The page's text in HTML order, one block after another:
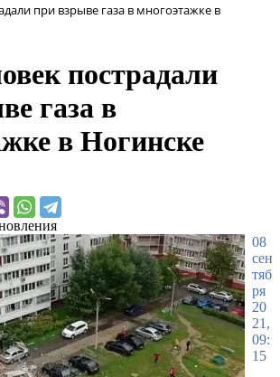
при взрыве газа в многоэтажке в
пострадали
газа в
в Ногинске
08
сен
тяб
ря
20
21,
09:
15